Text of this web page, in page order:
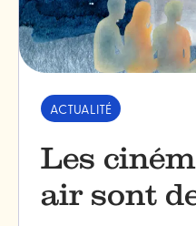
ACTUALITÉ
Les
air sont